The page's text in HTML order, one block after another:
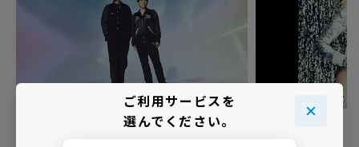
ご利用サービスを
選んでください。